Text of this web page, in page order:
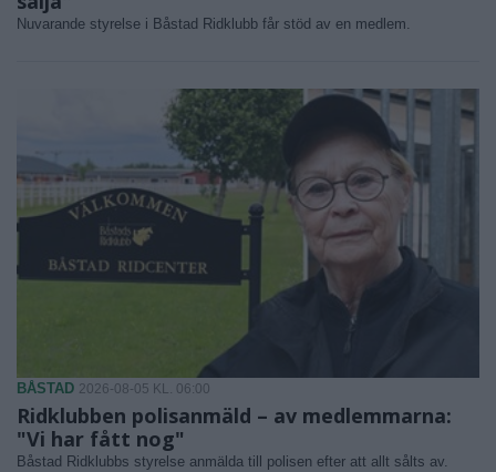
Nuvarande styrelse i Båstad Ridklubb får stöd av en medlem.
BÅSTAD 2026-08-05 KL. 06:00
Ridklubben polisanmäld – av medlemmarna:
"Vi har fått nog"
Båstad Ridklubbs styrelse anmälda till polisen efter att allt sålts av.